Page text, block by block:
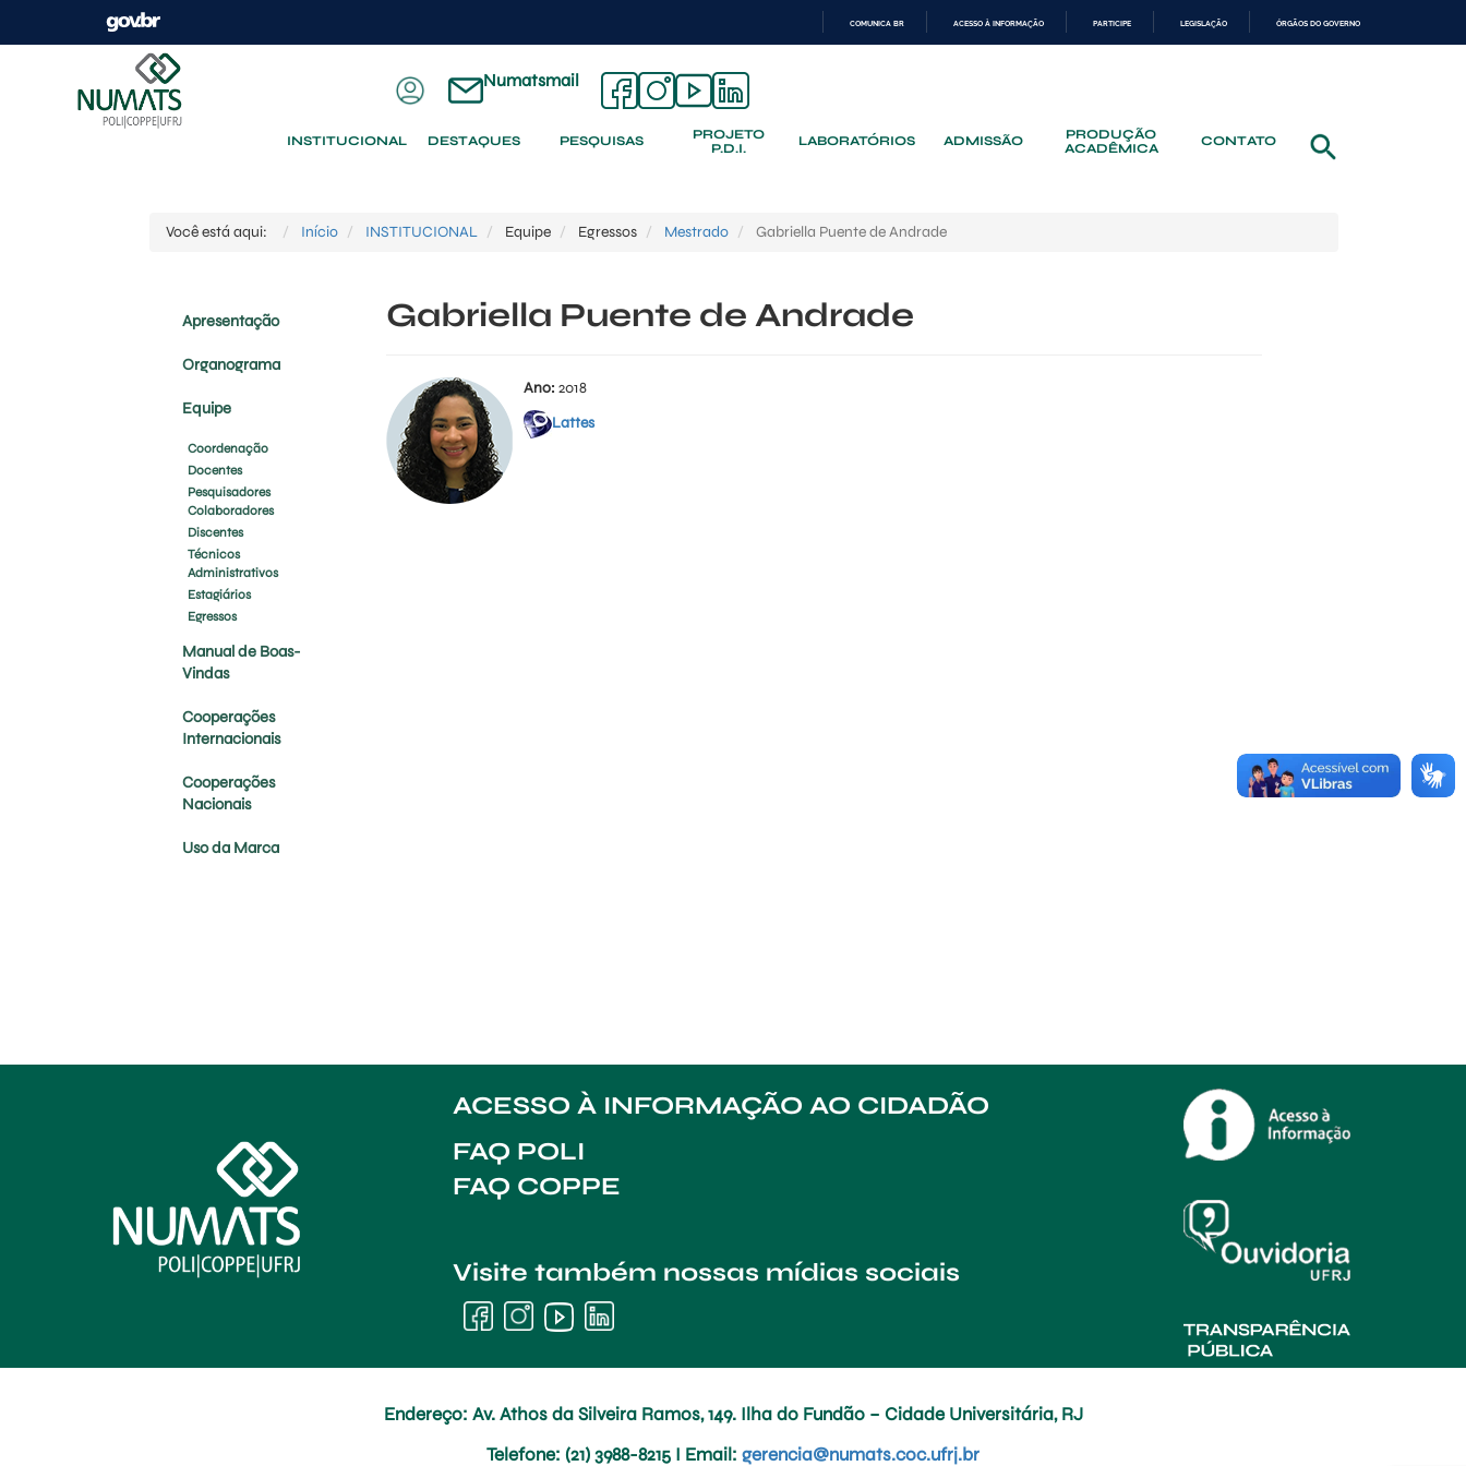
CONTEÚDO
COMUNICA BR ACESSO À INFORMAÇÃO PARTICIPE LEGISLAÇÃO ÓRGÃOS DO GOVERNO
Numatsmail
INSTITUCIONAL DESTAQUES PESQUISAS
PROJETO
P.D.I.
LABORATÓRIOS ADMISSÃO
PRODUÇÃO
ACADÊMICA
CONTATO
Você está aqui: Início INSTITUCIONAL Equipe Egressos Mestrado Gabriella Puente de Andrade
Apresentação
Organograma
Equipe
Coordenação
Docentes
Pesquisadores
Colaboradores
Discentes
Técnicos
Administrativos
Estagiários
Egressos
Manual de Boas-
Vindas
Cooperações
Internacionais
Cooperações
Nacionais
Uso da Marca
Gabriella Puente de Andrade
Ano: 2018
Lattes
ACESSO À INFORMAÇÃO AO CIDADÃO
FAQ POLI
FAQ COPPE
Visite também nossas mídias sociais
Endereço: Av. Athos da Silveira Ramos, 149. Ilha do Fundão – Cidade Universitária, RJ
Telefone: (21) 3988-8215 I Email: gerencia@numats.coc.ufrj.br